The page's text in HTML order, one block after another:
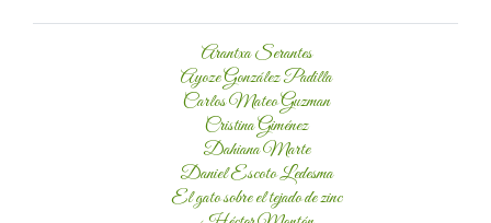
Arantxa Serantes
Ayoze González Padilla
Carlos Mateo Guzman
Cristina Giménez
Dahiana Marte
Daniel Escoto Ledesma
El gato sobre el tejado de zinc